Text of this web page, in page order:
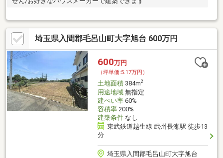
埼玉県入間郡毛呂山町大字旭台 600万円
600万円
（坪単価:5.17万円）
土地面積384m2
用途地域無指定
建ぺい率60%
容積率200%
建築条件なし
東武鉄道越生線 武州長瀬駅 徒歩13
分
埼玉県入間郡毛呂山町大字旭台